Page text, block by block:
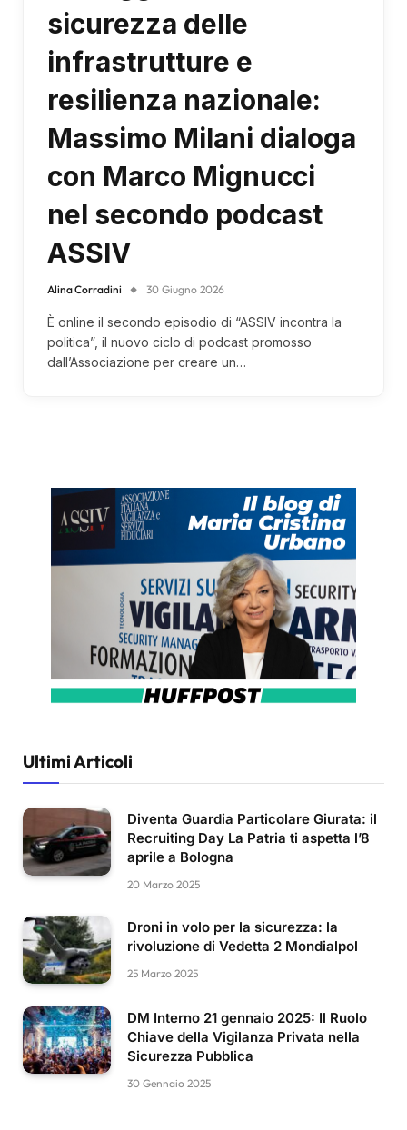
sicurezza delle
infrastrutture e
resilienza nazionale:
Massimo Milani dialoga
con Marco Mignucci
nel secondo podcast
ASSIV
Alina Corradini 30 Giugno 2026
È online il secondo episodio di “ASSIV incontra la
politica”, il nuovo ciclo di podcast promosso
dall’Associazione per creare un…
Ultimi Articoli
Diventa Guardia Particolare Giurata: il
Recruiting Day La Patria ti aspetta l’8
aprile a Bologna
20 Marzo 2025
Droni in volo per la sicurezza: la
rivoluzione di Vedetta 2 Mondialpol
25 Marzo 2025
DM Interno 21 gennaio 2025: Il Ruolo
Chiave della Vigilanza Privata nella
Sicurezza Pubblica
30 Gennaio 2025